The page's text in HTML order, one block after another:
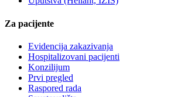
Za pacijente
Evidencija zakazivanja
Hospitalizovani pacijenti
Konzilijum
Prvi pregled
Raspored rada